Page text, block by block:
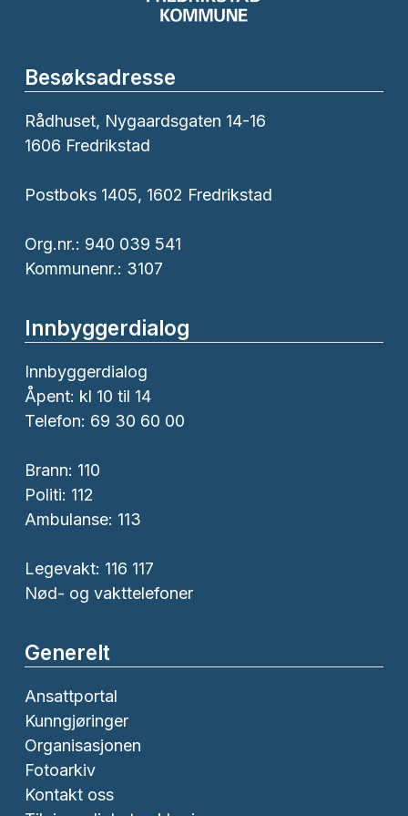
Besøksadresse
Rådhuset, Nygaardsgaten 14-16
1606 Fredrikstad
Postboks 1405, 1602 Fredrikstad
Org.nr.: 940 039 541
Kommunenr.: 3107
Innbyggerdialog
Innbyggerdialog
Åpent: kl 10 til 14
Telefon: 69 30 60 00
Brann: 110
Politi: 112
Ambulanse: 113
Legevakt: 116 117
Nød- og vakttelefoner
Generelt
Ansattportal
Kunngjøringer
Organisasjonen
Fotoarkiv
Kontakt oss